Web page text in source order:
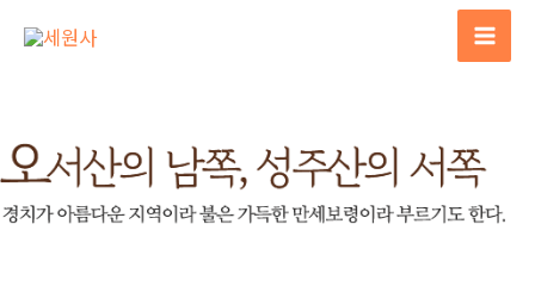
건
너
뛰
Main